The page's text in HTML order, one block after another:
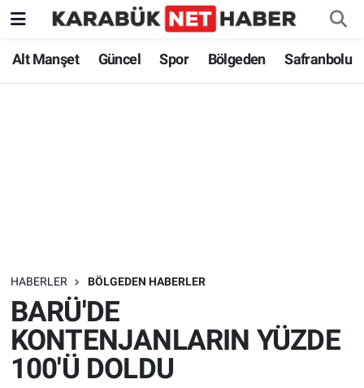
Alt Manşet Güncel Spor Bölgeden Safranbolu
HABERLER BÖLGEDEN HABERLER
BARÜ'DE
KONTENJANLARIN YÜZDE
100'Ü DOLDU